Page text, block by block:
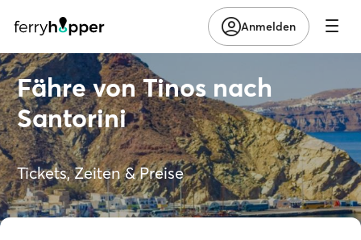
Anmelden
Fähre von Tinos nach
Santorini
Tickets, Zeiten & Preise